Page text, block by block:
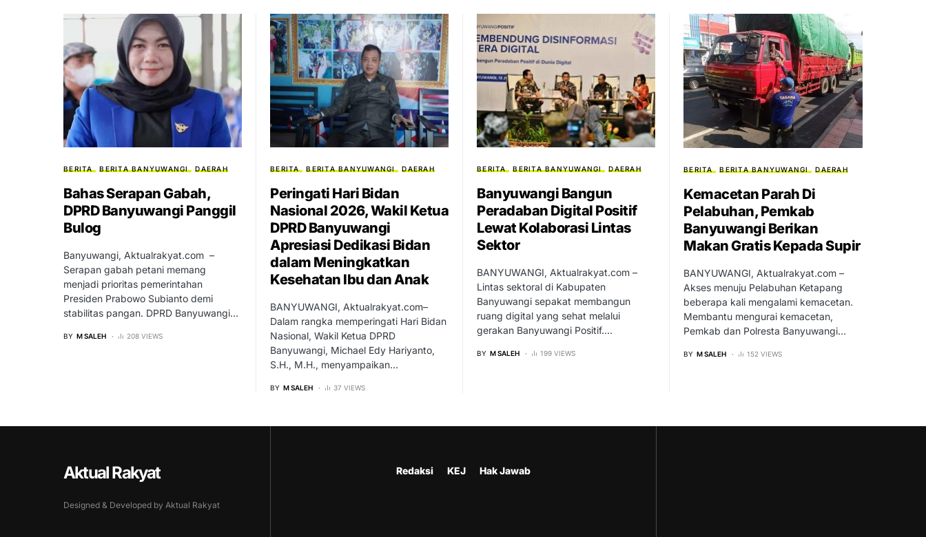
BERITA BERITA BANYUWANGI DAERAH
Bahas Serapan Gabah,
DPRD Banyuwangi Panggil
Bulog
Banyuwangi, Aktualrakyat.com –
Serapan gabah petani memang
menjadi prioritas pemerintahan
Presiden Prabowo Subianto demi
stabilitas pangan. DPRD Banyuwangi…
BY M SALEH 208 VIEWS
BERITA BERITA BANYUWANGI DAERAH
Peringati Hari Bidan
Nasional 2026, Wakil Ketua
DPRD Banyuwangi
Apresiasi Dedikasi Bidan
dalam Meningkatkan
Kesehatan Ibu dan Anak
BANYUWANGI, Aktualrakyat.com–
Dalam rangka memperingati Hari Bidan
Nasional, Wakil Ketua DPRD
Banyuwangi, Michael Edy Hariyanto,
S.H., M.H., menyampaikan…
BY M SALEH 37 VIEWS
BERITA BERITA BANYUWANGI DAERAH
Banyuwangi Bangun
Peradaban Digital Positif
Lewat Kolaborasi Lintas
Sektor
BANYUWANGI, Aktualrakyat.com –
Lintas sektoral di Kabupaten
Banyuwangi sepakat membangun
ruang digital yang sehat melalui
gerakan Banyuwangi Positif.…
BY M SALEH 199 VIEWS
BERITA BERITA BANYUWANGI DAERAH
Kemacetan Parah Di
Pelabuhan, Pemkab
Banyuwangi Berikan
Makan Gratis Kepada Supir
BANYUWANGI, Aktualrakyat.com –
Akses menuju Pelabuhan Ketapang
beberapa kali mengalami kemacetan.
Membantu mengurai kemacetan,
Pemkab dan Polresta Banyuwangi…
BY M SALEH 152 VIEWS
Aktual Rakyat
Designed & Developed by Aktual Rakyat
Redaksi KEJ Hak Jawab